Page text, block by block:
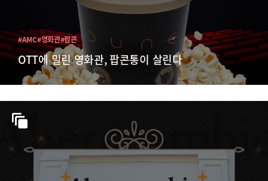
OTT에 밀린 영화관, 팝콘통이 살린다
#AMC#영화관#팝콘